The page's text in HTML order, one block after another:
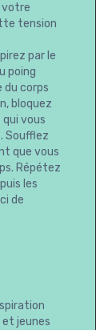
votre
tension
par le
poing
du corps
bloquez
qui vous
Soufflez
que vous
Répétez
les
de
jeunes